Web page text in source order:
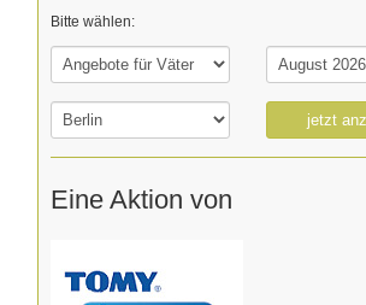
Bitte wählen:
jetzt
Eine Aktion von